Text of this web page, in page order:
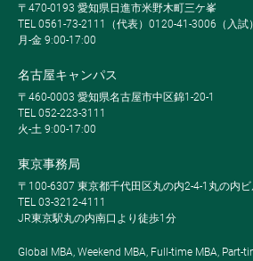
〒470-0193 愛知県日進市米野木町三ケ峯
TEL 0561-73-2111（代表）0120-41-3006（入試）
月-金 9:00-17:00
名古屋キャンパス
〒460-0003 愛知県名古屋市中区錦1-20-1
TEL 052-223-3111
火-土 9:00-17:00
東京事務局
〒100-6307 東京都千代田区丸の内2-4-1丸の内
TEL 03-3212-4111
JR東京駅丸の内南口より徒歩1分
Global MBA, Weekend MBA, Full-time MBA, Part-